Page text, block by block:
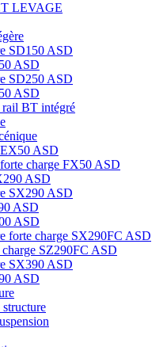
LEVAGE
SD150 ASD
ASD
SD250 ASD
ASD
rail BT intégré
ASD
charge FX50 ASD
ASD
SX290 ASD
ASD
ASD
forte charge SX290FC ASD
SZ290FC ASD
SX390 ASD
ASD
structure